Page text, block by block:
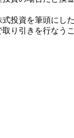
投資を筆頭にし
り引きを行な